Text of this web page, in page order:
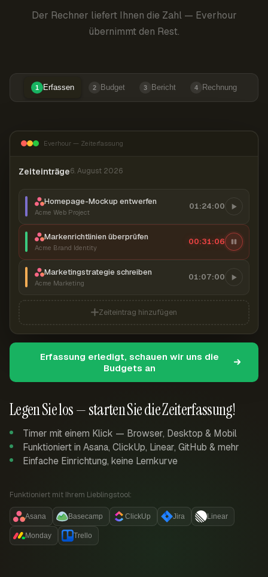
Der Rechner liefert Ihnen die Zahl — Everhour
übernimmt den Rest.
1 Erfassen 2 Budget 3 Bericht 4 Rechnung
Legen Sie los — starten Sie die Zeiterfassung!
Timer mit einem Klick — Browser, Desktop & Mobil
Funktioniert in Asana, ClickUp, Linear, GitHub & mehr
Einfache Einrichtung, keine Lernkurve
Funktioniert mit Ihrem Lieblingstool:
Asana Basecamp ClickUp Jira Linear
Monday Trello
Everhour — Zeiterfassung
Zeiteinträge6. August 2026
Homepage-Mockup entwerfen
Acme Web Project
01:24:00
Markenrichtlinien überprüfen
Acme Brand Identity
00:31:07
Marketingstrategie schreiben
Acme Marketing
01:07:00
Zeiteintrag hinzufügen
Erfassung erledigt, schauen wir uns die
Budgets an